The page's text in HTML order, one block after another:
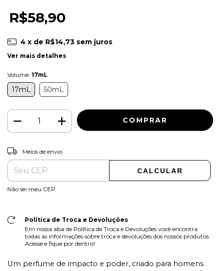
R$58,90
4 x de R$14,73 sem juros
Ver mais detalhes
Volume: 17mL
17mL 50mL
Entregas para o CEP:
Meios de envio
CALCULAR
Não sei meu CEP
Política de Troca e Devoluções
Em nossa aba de Política de Troca e Devoluções você encontra
todas as informações sobre troca e devoluções dos nossos produtos.
Acesse e fique por dentro!
Um perfume de impacto e poder, criado para homens